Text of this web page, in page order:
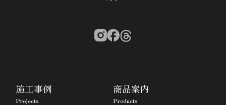
施工事例
Projects
商品案内
Products